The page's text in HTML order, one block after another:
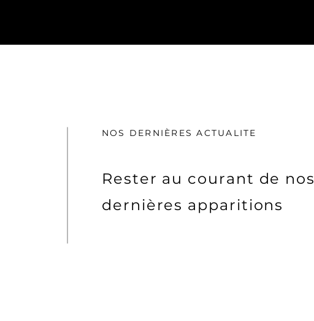
NOS DERNIÈRES ACTUALITE
Rester au courant de nos
dernières apparitions